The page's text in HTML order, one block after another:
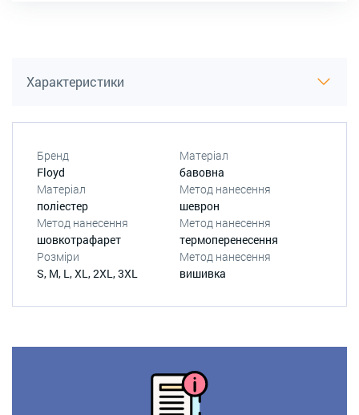
Характеристики
Бренд
Floyd
Матеріал
бавовна
Матеріал
поліестер
Метод нанесення
шеврон
Метод нанесення
шовкотрафарет
Метод нанесення
термоперенесення
Розміри
S, M, L, XL, 2XL, 3XL
Метод нанесення
вишивка